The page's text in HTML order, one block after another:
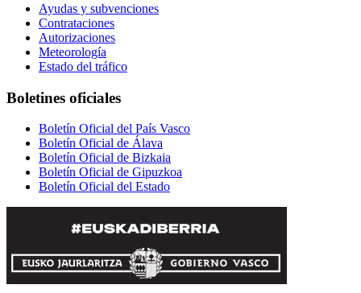
Ayudas y subvenciones
Contrataciones
Autorizaciones
Meteorología
Estado del tráfico
Boletines oficiales
Boletín Oficial del País Vasco
Boletín Oficial de Álava
Boletín Oficial de Bizkaia
Boletín Oficial de Gipuzkoa
Boletín Oficial del Estado